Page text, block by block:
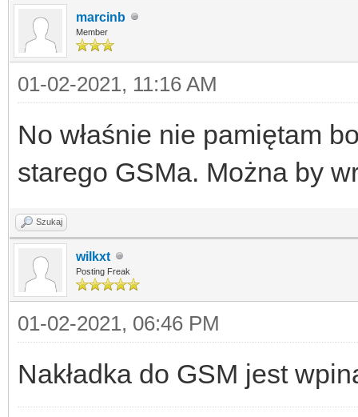
marcinb
Member
01-02-2021, 11:16 AM
No właśnie nie pamiętam
starego GSMa. Można by
Szukaj
wilkxt
Posting Freak
01-02-2021, 06:46 PM
Nakładka do GSM jest